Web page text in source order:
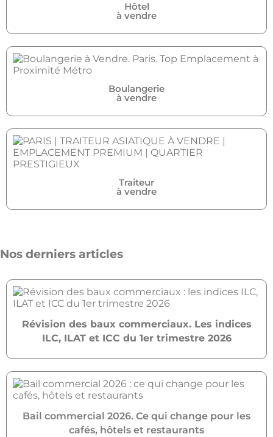
Hôtel
à vendre
Boulangerie
à vendre
Traiteur
à vendre
Nos derniers articles
Révision des baux commerciaux. Les indices
ILC, ILAT et ICC du 1er trimestre 2026
Bail commercial 2026. Ce qui change pour les
cafés, hôtels et restaurants